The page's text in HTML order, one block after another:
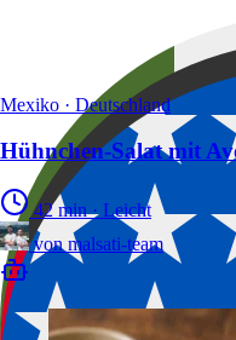
Mexiko · Deutschland
Hühnchen-Salat mit
42 min · Leicht
von malsati-team